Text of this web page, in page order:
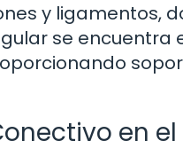
y ligamentos,
se encuentra
en